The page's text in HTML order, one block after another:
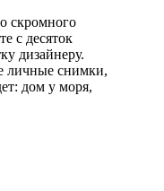
скромного
с десяток
дизайнеру.
личные снимки,
дом у моря,